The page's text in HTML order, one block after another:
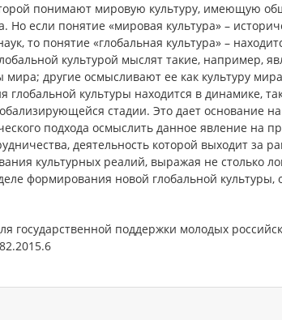
понимают мировую культуру, имеющую
если понятие «мировая культура» –
то понятие «глобальная культура» –
культурой мыслят такие, например,
другие осмысливают ее как культуру
культуры находится в динамике,
стадии. Это дает основание
подхода осмыслить данное явление на
деятельность которой выходит за
культурных реалий, выражая не столько
формирования новой глобальной
государственной поддержки молодых